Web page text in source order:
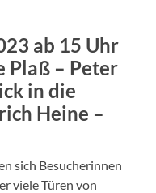
ab 15 Uhr
Plaß – Peter
in die
Heine –
sich Besucherinnen
viele Türen von